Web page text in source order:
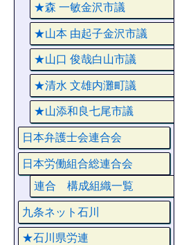
★森 一敏金沢市議
★山本 由起子金沢市議
★山口 俊哉白山市議
★清水 文雄内灘町議
★山添和良七尾市議
日本弁護士会連合会
日本労働組合総連合会
連合 構成組織一覧
九条ネット石川
★石川県労連